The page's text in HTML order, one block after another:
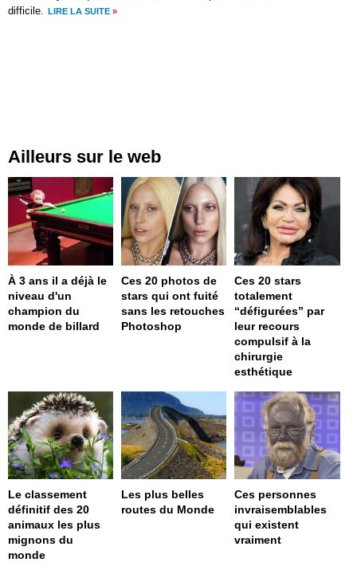
difficile.
LIRE LA SUITE »
Ailleurs sur le web
À 3 ans il a déjà le
niveau d'un
champion du
monde de billard
Ces 20 photos de
stars qui ont fuité
sans les retouches
Photoshop
Ces 20 stars
totalement
“défigurées” par
leur recours
compulsif à la
chirurgie
esthétique
Le classement
définitif des 20
animaux les plus
mignons du
monde
Les plus belles
routes du Monde
Ces personnes
invraisemblables
qui existent
vraiment